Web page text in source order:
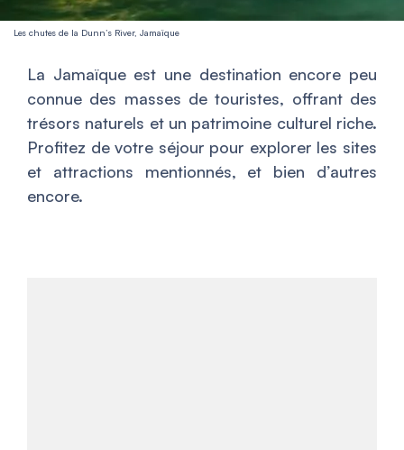
Les chutes de la Dunn’s River, Jamaïque
La Jamaïque est une destination encore peu
connue des masses de touristes, offrant des
trésors naturels et un patrimoine culturel riche.
Profitez de votre séjour pour explorer les sites
et attractions mentionnés, et bien d’autres
encore.